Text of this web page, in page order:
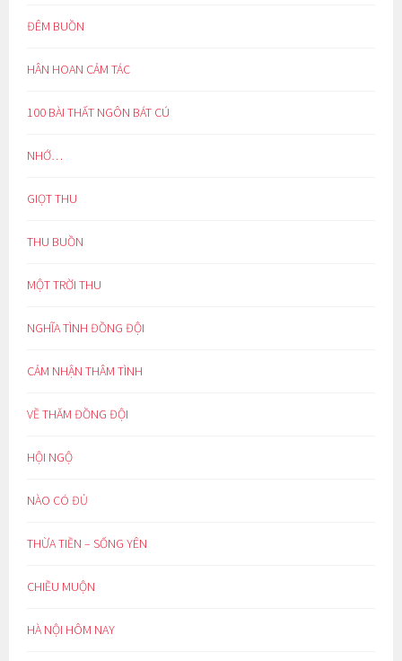
ĐÊM BUỒN
HÂN HOAN CẢM TÁC
100 BÀI THẤT NGÔN BÁT CÚ
NHỚ…
GIỌT THU
THU BUỒN
MỘT TRỜI THU
NGHĨA TÌNH ĐỒNG ĐỘI
CẢM NHẬN THÂM TÌNH
VỀ THĂM ĐỒNG ĐỘI
HỘI NGỘ
NÀO CÓ ĐỦ
THỪA TIỀN – SỐNG YÊN
CHIỀU MUỘN
HÀ NỘI HÔM NAY